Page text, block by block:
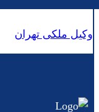
وکیل ملکی تهران